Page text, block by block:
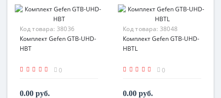
Код товара: 38036
Комплект Gefen GTB-UHD-
HBT
0
0.00 руб.
Код товара: 38048
Комплект Gefen GTB-UHD-
HBTL
0
0.00 руб.